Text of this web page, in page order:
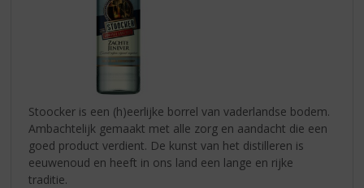
Stoocker is een (h)eerlijke borrel van vaderlandse bodem.
Ambachtelijk gemaakt met alle zorg en aandacht die een
goed product verdient. De kunst van het distilleren is
eeuwenoud en heeft in ons land een lange en rijke
traditie.